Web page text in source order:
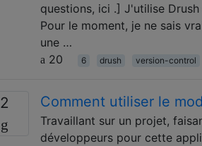
questions, ici .] J'utilise
Pour le moment, je ne sais
une …
20
6 drush version-control
2 Comment utiliser le
Travaillant sur un projet,
développeurs pour cette